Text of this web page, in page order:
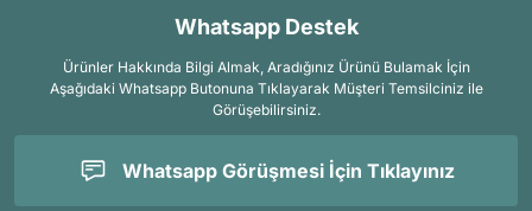
Whatsapp Destek
Ürünler Hakkında Bilgi Almak, Aradığınız Ürünü Bulamak İçin
Aşağıdaki Whatsapp Butonuna Tıklayarak Müşteri Temsilciniz ile
Görüşebilirsiniz.
Whatsapp Görüşmesi İçin Tıklayınız